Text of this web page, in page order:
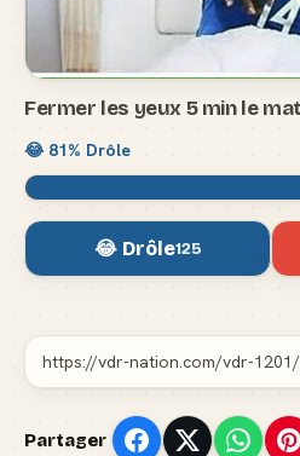
Fermer les yeux 5 min le
😂 81% Drôle
😂 Drôle125
Partager